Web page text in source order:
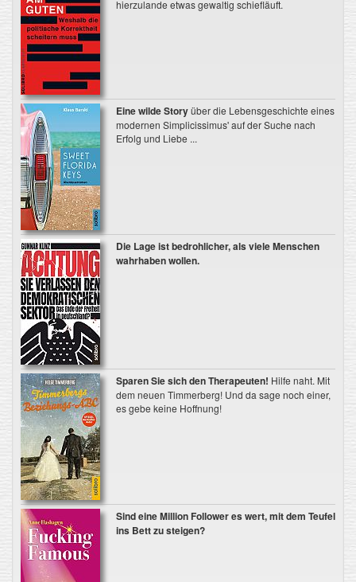
hierzulande etwas gewaltig schiefläuft.
Eine wilde Storyüber die Lebensgeschichte eines
modernen Simplicissimus' auf der Suche nach
Erfolg und Liebe ...
Die Lage ist bedrohlicher, als viele Menschen
wahrhaben wollen.
Sparen Sie sich den Therapeuten! Hilfe naht. Mit
dem neuen Timmerberg! Und da sage noch einer,
es gebe keine Hoffnung!
Sind eine Million Follower es wert, mit dem Teufel
ins Bett zu steigen?